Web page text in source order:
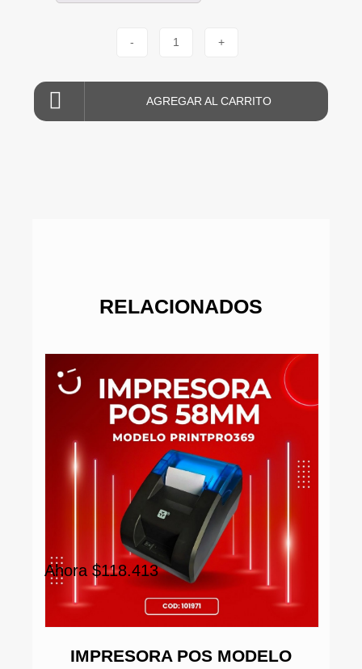
- 1 +
AGREGAR AL CARRITO
RELACIONADOS
IMPRESORA POS MODELO
Ahora $118.413